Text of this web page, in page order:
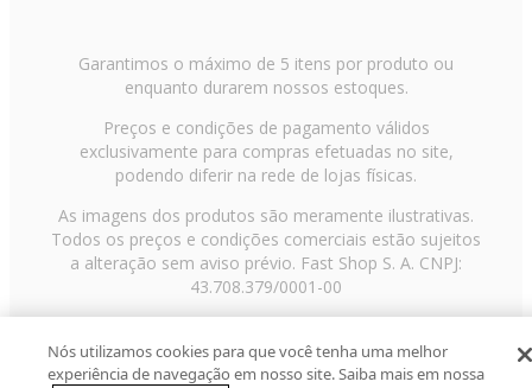
Garantimos o máximo de 5 itens por produto ou
enquanto durarem nossos estoques.
Preços e condições de pagamento válidos
exclusivamente para compras efetuadas no site,
podendo diferir na rede de lojas físicas.
As imagens dos produtos são meramente ilustrativas.
Todos os preços e condições comerciais estão sujeitos
a alteração sem aviso prévio. Fast Shop S. A. CNPJ:
43.708.379/0001-00
Paulo/SP, CEP 02029-001, Telefone: 11 3003-3728 ©
2013 Fast Shop - Todos os direitos reservadosRF
Nós utilizamos cookies para que você tenha uma melhor
experiência de navegação em nosso site. Saiba mais em nossa